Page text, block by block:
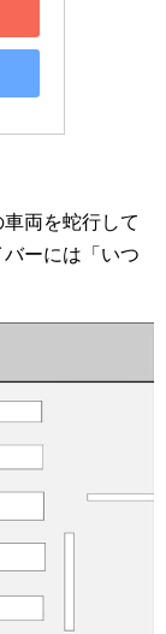
両を蛇行して
ーには「いつ